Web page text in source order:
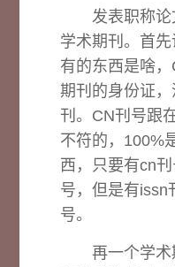
发表职称
学术期刊。首
有的东西是啥
期刊的身份证
刊。CN刊号跟
不符的，100%
西，只要有cn
号，但是有issn
号。
再一个学